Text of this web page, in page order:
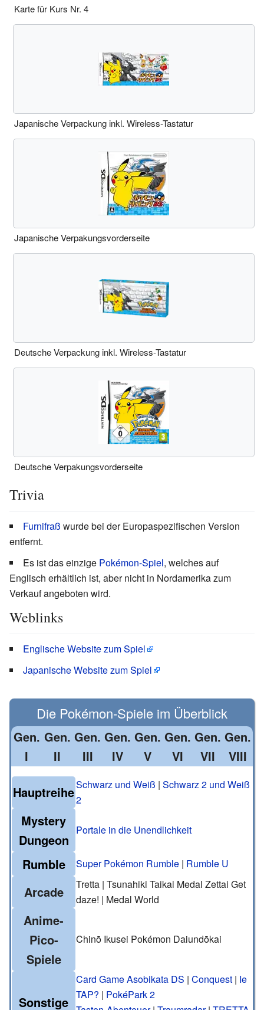
Karte für Kurs Nr. 4
Japanische Verpackung inkl. Wireless-Tastatur
Japanische Verpakungsvorderseite
Deutsche Verpackung inkl. Wireless-Tastatur
Deutsche Verpakungsvorderseite
Trivia
Furnifraß wurde bei der Europaspezifischen Version
entfernt.
Es ist das einzige Pokémon-Spiel, welches auf
Englisch erhältlich ist, aber nicht in Nordamerika zum
Verkauf angeboten wird.
Weblinks
Englische Website zum Spiel
Japanische Website zum Spiel
Die Pokémon-Spiele im Überblick
Gen.
I
Gen.
II
Gen.
III
Gen.
IV
Gen.
V
Gen.
VI
Gen.
VII
Gen.
VIII
HauptreiheSchwarz und Weiß | Schwarz 2 und Weiß
2
Mystery
Dungeon
Portale in die Unendlichkeit
Rumble Super Pokémon Rumble | Rumble U
Arcade
Tretta | Tsunahiki Taikai Medal Zettai Get
daze! | Medal World
Anime-
Pico-
Spiele
Chinō Ikusei Pokémon Daiundōkai
Sonstige
Card Game Asobikata DS | Conquest | Ie
TAP? | PokéPark 2